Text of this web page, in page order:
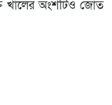
খালের অংশটিও জোত